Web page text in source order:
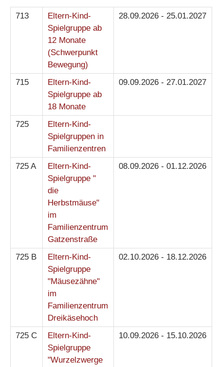
713
Eltern-Kind-
Spielgruppe ab
12 Monate
(Schwerpunkt
Bewegung)
28.09.2026 - 25.01.2027
715
Eltern-Kind-
Spielgruppe ab
18 Monate
09.09.2026 - 27.01.2027
725
Eltern-Kind-
Spielgruppen in
Familienzentren
725 A
Eltern-Kind-
Spielgruppe "
die
Herbstmäuse"
im
Familienzentrum
Gatzenstraße
08.09.2026 - 01.12.2026
725 B
Eltern-Kind-
Spielgruppe
"Mäusezähne"
im
Familienzentrum
Dreikäsehoch
02.10.2026 - 18.12.2026
725 C
Eltern-Kind-
Spielgruppe
"Wurzelzwerge
10.09.2026 - 15.10.2026